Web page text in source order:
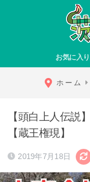
お気に入
ホーム
【頭白上人伝説
【蔵王権現】
2019年7月18日